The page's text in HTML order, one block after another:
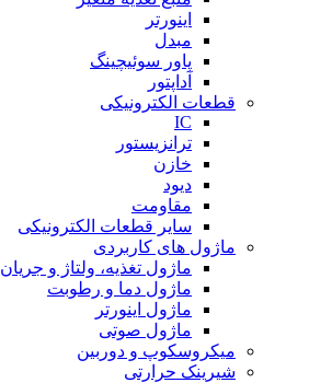
اینورتر
مبدل
پاور سوئیچینگ
آداپتور
قطعات الکترونیکی
IC
ترانزیستور
خازن
دیود
مقاومت
سایر قطعات الکترونیکی
ماژول های کاربردی
ماژول تغذیه، ولتاژ و جریان
ماژول دما و رطوبت
ماژول اینورتر
ماژول صوتی
میکروسکوپ و دوربین
شیرینک حرارتی